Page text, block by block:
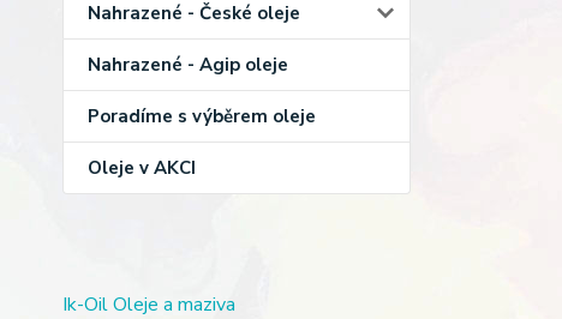
Nahrazené - České oleje
Nahrazené - Agip oleje
Poradíme s výběrem oleje
Oleje v AKCI
Ik-Oil Oleje a maziva